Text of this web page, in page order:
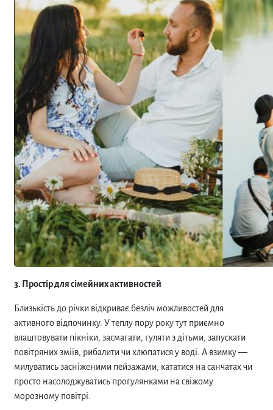
3. Простір для сімейних активностей
Близькість до річки відкриває безліч можливостей для
активного відпочинку. У теплу пору року тут приємно
влаштовувати пікніки, засмагати, гуляти з дітьми, запускати
повітряних зміїв, рибалити чи хлюпатися у воді. А взимку —
милуватись засніженими пейзажами, кататися на санчатах чи
просто насолоджуватись прогулянками на свіжому
морозному повітрі.